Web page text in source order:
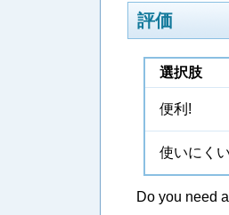
評価
選択肢
便利!
使いにくい
Do you need